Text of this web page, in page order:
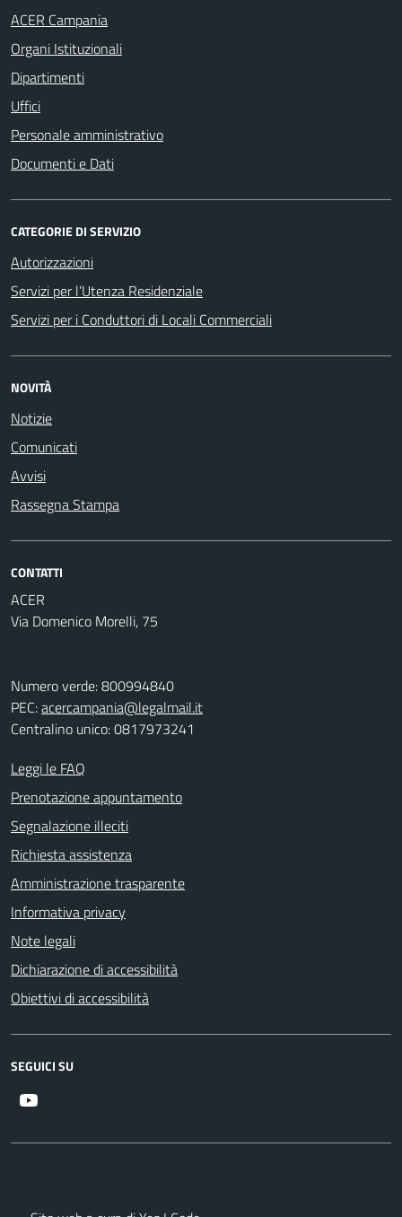
ACER Campania
Organi Istituzionali
Dipartimenti
Uffici
Personale amministrativo
Documenti e Dati
CATEGORIE DI SERVIZIO
Autorizzazioni
Servizi per l’Utenza Residenziale
Servizi per i Conduttori di Locali Commerciali
NOVITÀ
Notizie
Comunicati
Avvisi
Rassegna Stampa
CONTATTI
ACER
Via Domenico Morelli, 75
Numero verde: 800994840
PEC:acercampania@legalmail.it
Centralino unico: 0817973241
Leggi le FAQ
Prenotazione appuntamento
Segnalazione illeciti
Richiesta assistenza
Amministrazione trasparente
Informativa privacy
Note legali
Dichiarazione di accessibilità
Obiettivi di accessibilità
SEGUICI SU